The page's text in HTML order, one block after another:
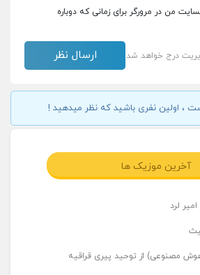
من در مرورگر برای زمانی که دوباره
درج خواهد شد
، اولین نفری باشید که نظر میدهید !
آخرین موزیک ها
لرد
مصنوعی) از توحید پیری قراقیه